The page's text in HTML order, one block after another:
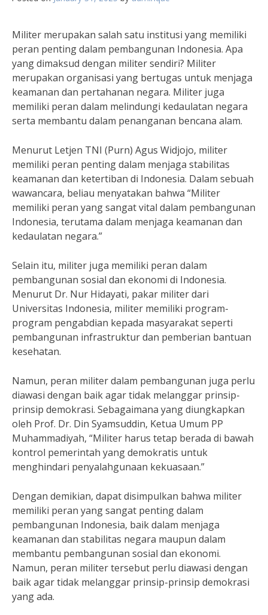
Militer merupakan salah satu institusi yang memiliki
peran penting dalam pembangunan Indonesia. Apa
yang dimaksud dengan militer sendiri? Militer
merupakan organisasi yang bertugas untuk menjaga
keamanan dan pertahanan negara. Militer juga
memiliki peran dalam melindungi kedaulatan negara
serta membantu dalam penanganan bencana alam.
Menurut Letjen TNI (Purn) Agus Widjojo, militer
memiliki peran penting dalam menjaga stabilitas
keamanan dan ketertiban di Indonesia. Dalam sebuah
wawancara, beliau menyatakan bahwa “Militer
memiliki peran yang sangat vital dalam pembangunan
Indonesia, terutama dalam menjaga keamanan dan
kedaulatan negara.”
Selain itu, militer juga memiliki peran dalam
pembangunan sosial dan ekonomi di Indonesia.
Menurut Dr. Nur Hidayati, pakar militer dari
Universitas Indonesia, militer memiliki program-
program pengabdian kepada masyarakat seperti
pembangunan infrastruktur dan pemberian bantuan
kesehatan.
Namun, peran militer dalam pembangunan juga perlu
diawasi dengan baik agar tidak melanggar prinsip-
prinsip demokrasi. Sebagaimana yang diungkapkan
oleh Prof. Dr. Din Syamsuddin, Ketua Umum PP
Muhammadiyah, “Militer harus tetap berada di bawah
kontrol pemerintah yang demokratis untuk
menghindari penyalahgunaan kekuasaan.”
Dengan demikian, dapat disimpulkan bahwa militer
memiliki peran yang sangat penting dalam
pembangunan Indonesia, baik dalam menjaga
keamanan dan stabilitas negara maupun dalam
membantu pembangunan sosial dan ekonomi.
Namun, peran militer tersebut perlu diawasi dengan
baik agar tidak melanggar prinsip-prinsip demokrasi
yang ada.